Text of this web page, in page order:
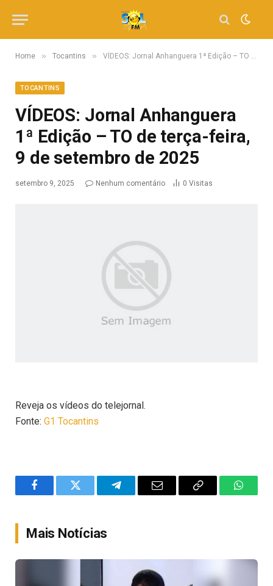
Home » Tocantins » VÍDEOS: Jornal Anhanguera 1ª Edição – TO de terça-feira, 9 de setembro de 2025
TOCANTINS
VÍDEOS: Jornal Anhanguera
1ª Edição – TO de terça-feira,
9 de setembro de 2025
setembro 9, 2025 Nenhum comentário 0 Visitas
Reveja os vídeos do telejornal.
Fonte: G1 Tocantins
FacebookTwitter TelegramEmail
Copy
Mais Notícias